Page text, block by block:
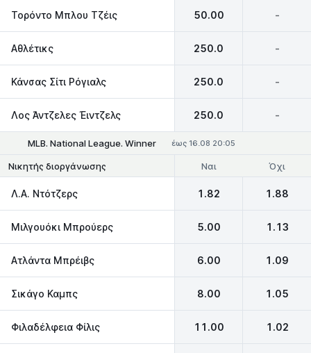
Τορόντο Μπλου Τζέις 50.00 -
Αθλέτικς 250.0 -
Κάνσας Σίτι Ρόγιαλς 250.0 -
Λος Άντζελες Έιντζελς 250.0 -
MLB. National League. Winner έως 16.08 20:05
Νικητής διοργάνωσης Ναι Όχι
Λ.Α. Ντότζερς 1.82 1.88
Μιλγουόκι Μπρούερς 5.00 1.13
Ατλάντα Μπρέιβς 6.00 1.09
Σικάγο Καμπς 8.00 1.05
Φιλαδέλφεια Φίλις 11.00 1.02